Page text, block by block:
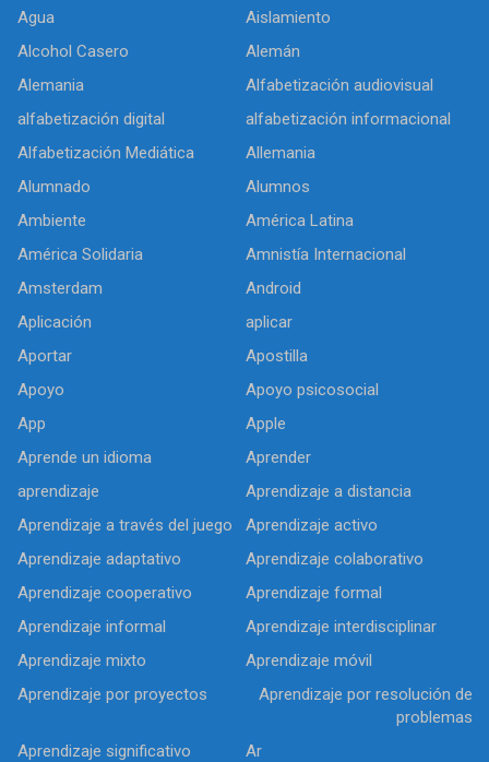
Agua
Aislamiento
Alcohol Casero
Alemán
Alemania
Alfabetización audiovisual
alfabetización digital
alfabetización informacional
Alfabetización Mediática
Allemania
Alumnado
Alumnos
Ambiente
América Latina
América Solidaria
Amnistía Internacional
Amsterdam
Android
Aplicación
aplicar
Aportar
Apostilla
Apoyo
Apoyo psicosocial
App
Apple
Aprende un idioma
Aprender
aprendizaje
Aprendizaje a distancia
Aprendizaje a través del juego
Aprendizaje activo
Aprendizaje adaptativo
Aprendizaje colaborativo
Aprendizaje cooperativo
Aprendizaje formal
Aprendizaje informal
Aprendizaje interdisciplinar
Aprendizaje mixto
Aprendizaje móvil
Aprendizaje por proyectos
Aprendizaje por resolución de
problemas
Aprendizaje significativo
Ar